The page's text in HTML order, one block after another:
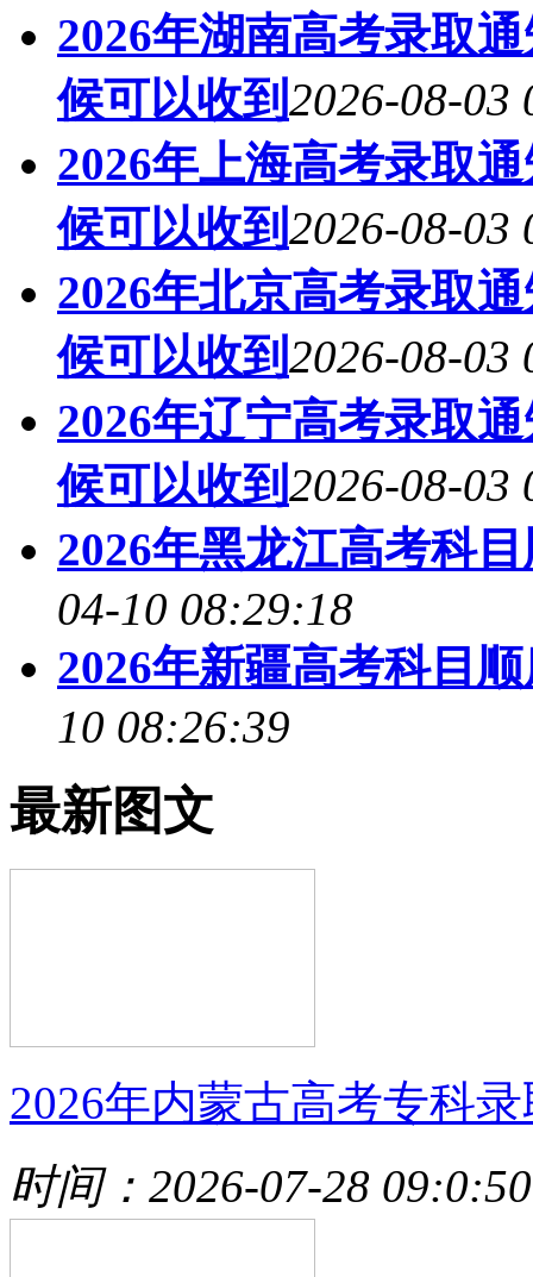
2026年湖南高考录取
候可以收到 2026-08-03
2026年上海高考录取
候可以收到 2026-08-03
2026年北京高考录取
候可以收到 2026-08-03
2026年辽宁高考录取
候可以收到 2026-08-03
2026年黑龙江高考科
04-10 08:29:18
2026年新疆高考科目
10 08:26:39
最新图文
2026年内蒙古高考专科
时间：2026-07-28 09:0:50